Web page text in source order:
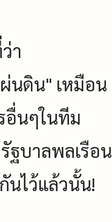
า
นดิน" เหมือน
นๆในทีม
ฐบาลพลเรือน
นไว้แล้วนั้น!